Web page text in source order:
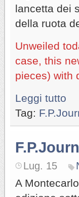
lancetta dei
della ruota
Unweiled
case, this
pieces) with
Leggi tutto
Tag:
Lug. 15
A